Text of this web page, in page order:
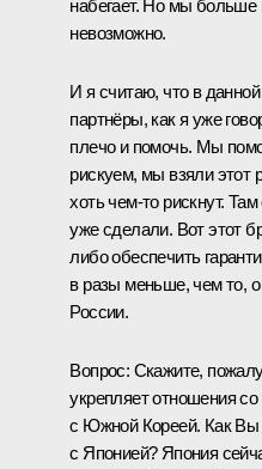
набегает. Но мы больше
невозможно.
И я считаю, что в
партнёры, как я уже
плечо и помочь. Мы
рискуем, мы взяли этот
хоть чем‑то рискнут.
уже сделали. Вот этот
либо обеспечить
в разы меньше, чем то,
России.
Вопрос: Скажите,
укрепляет отношения
с Южной Кореей. Как Вы
с Японией? Япония